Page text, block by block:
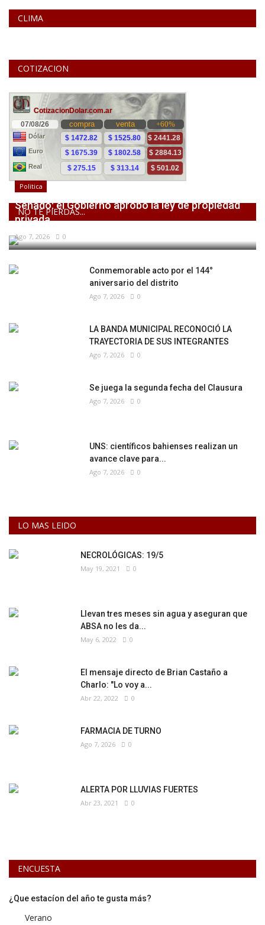
CLIMA
COTIZACION
NO TE PIERDAS...
Politica
Senado: el Gobierno aprobó la ley de propiedad
privada,...
Ago 7, 2026 0
Conmemorable acto por el 144°
aniversario del distrito
Ago 7, 2026 0
LA BANDA MUNICIPAL RECONOCIÓ LA
TRAYECTORIA DE SUS INTEGRANTES
Ago 7, 2026 0
Se juega la segunda fecha del Clausura
Ago 7, 2026 0
UNS: científicos bahienses realizan un
avance clave para...
Ago 7, 2026 0
LO MAS LEIDO
NECROLÓGICAS: 19/5
May 19, 2021 0
Llevan tres meses sin agua y aseguran que
ABSA no les da...
May 6, 2022 0
El mensaje directo de Brian Castaño a
Charlo: "Lo voy a...
Abr 22, 2022 0
FARMACIA DE TURNO
Ago 7, 2026 0
ALERTA POR LLUVIAS FUERTES
Abr 23, 2021 0
ENCUESTA
¿Que estacíon del año te gusta más?
Verano